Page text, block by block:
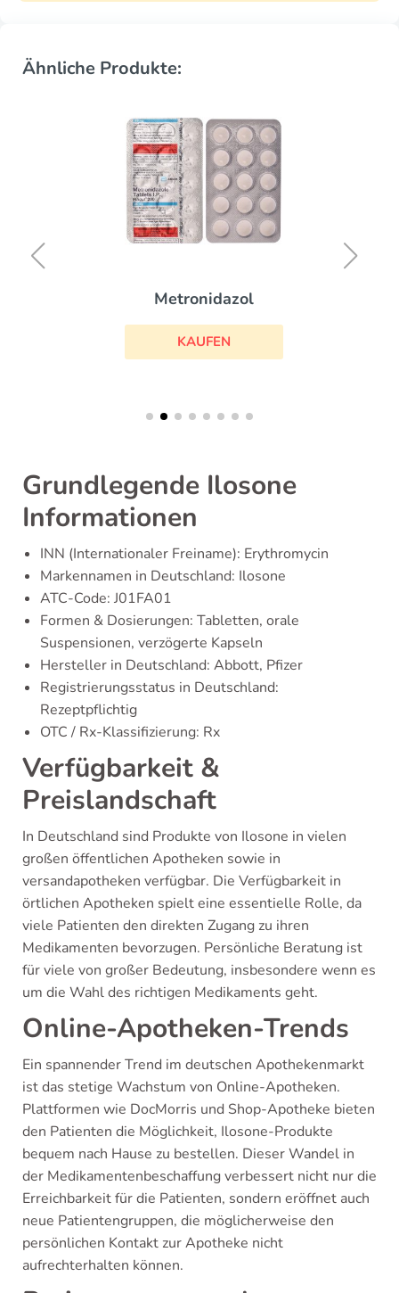
Ähnliche Produkte:
Metronidazol
KAUFEN
Grundlegende Ilosone
Informationen
INN (Internationaler Freiname): Erythromycin
Markennamen in Deutschland: Ilosone
ATC-Code: J01FA01
Formen & Dosierungen: Tabletten, orale
Suspensionen, verzögerte Kapseln
Hersteller in Deutschland: Abbott, Pfizer
Registrierungsstatus in Deutschland:
Rezeptpflichtig
OTC / Rx-Klassifizierung: Rx
Verfügbarkeit &
Preislandschaft
In Deutschland sind Produkte von Ilosone in vielen
großen öffentlichen Apotheken sowie in
versandapotheken verfügbar. Die Verfügbarkeit in
örtlichen Apotheken spielt eine essentielle Rolle, da
viele Patienten den direkten Zugang zu ihren
Medikamenten bevorzugen. Persönliche Beratung ist
für viele von großer Bedeutung, insbesondere wenn es
um die Wahl des richtigen Medikaments geht.
Online-Apotheken-Trends
Ein spannender Trend im deutschen Apothekenmarkt
ist das stetige Wachstum von Online-Apotheken.
Plattformen wie DocMorris und Shop-Apotheke bieten
den Patienten die Möglichkeit, Ilosone-Produkte
bequem nach Hause zu bestellen. Dieser Wandel in
der Medikamentenbeschaffung verbessert nicht nur die
Erreichbarkeit für die Patienten, sondern eröffnet auch
neue Patientengruppen, die möglicherweise den
persönlichen Kontakt zur Apotheke nicht
aufrechterhalten können.